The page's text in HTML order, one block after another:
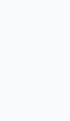
効率化され
プラットフォー
ブビルダーです
の必要性を排除
速に作成・テス
ンターフェイス